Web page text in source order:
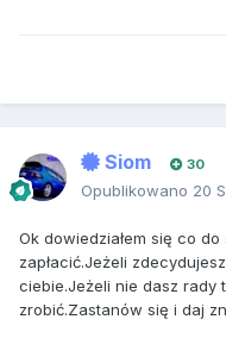
Siom 30
Opublikowano 20
Ok dowiedziałem się co do
zapłacić.Jeżeli
ciebie.Jeżeli nie dasz rady
zrobić.Zastanów się i daj